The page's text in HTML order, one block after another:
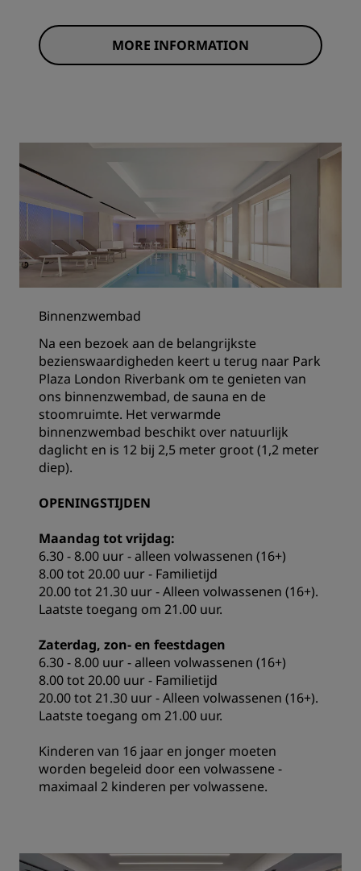
MORE INFORMATION
Binnenzwembad
Na een bezoek aan de belangrijkste
bezienswaardigheden keert u terug naar Park
Plaza London Riverbank om te genieten van
ons binnenzwembad, de sauna en de
stoomruimte. Het verwarmde
binnenzwembad beschikt over natuurlijk
daglicht en is 12 bij 2,5 meter groot (1,2 meter
diep).
OPENINGSTIJDEN
Maandag tot vrijdag:
6.30 - 8.00 uur - alleen volwassenen (16+)
8.00 tot 20.00 uur - Familietijd
20.00 tot 21.30 uur - Alleen volwassenen (16+).
Laatste toegang om 21.00 uur.
Zaterdag, zon- en feestdagen
6.30 - 8.00 uur - alleen volwassenen (16+)
8.00 tot 20.00 uur - Familietijd
20.00 tot 21.30 uur - Alleen volwassenen (16+).
Laatste toegang om 21.00 uur.
Kinderen van 16 jaar en jonger moeten
worden begeleid door een volwassene -
maximaal 2 kinderen per volwassene.